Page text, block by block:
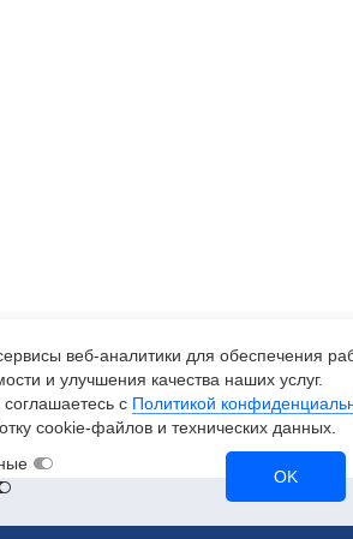
веб-аналитики для обеспечения
и улучшения качества наших услуг.
с Политикой
cookie-файлов и технических данных.
OK